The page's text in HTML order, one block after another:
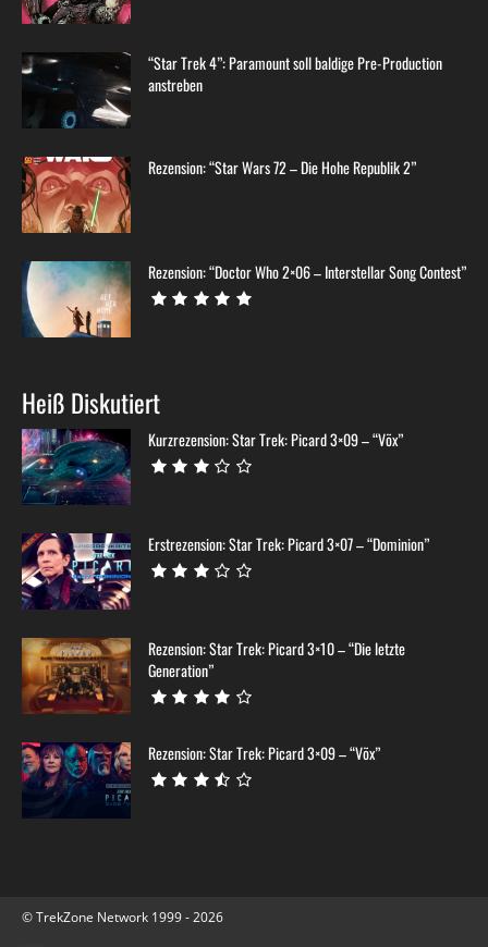
“Star Trek 4”: Paramount soll baldige Pre-Production
anstreben
Rezension: “Star Wars 72 – Die Hohe Republik 2”
Rezension: “Doctor Who 2×06 – Interstellar Song Contest”
Heiß Diskutiert
Kurzrezension: Star Trek: Picard 3×09 – “Võx”
Erstrezension: Star Trek: Picard 3×07 – “Dominion”
Rezension: Star Trek: Picard 3×10 – “Die letzte
Generation”
Rezension: Star Trek: Picard 3×09 – “Võx”
© TrekZone Network 1999 - 2026